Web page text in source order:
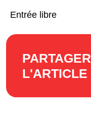
Entrée libre
PARTAGER
L'ARTICLE